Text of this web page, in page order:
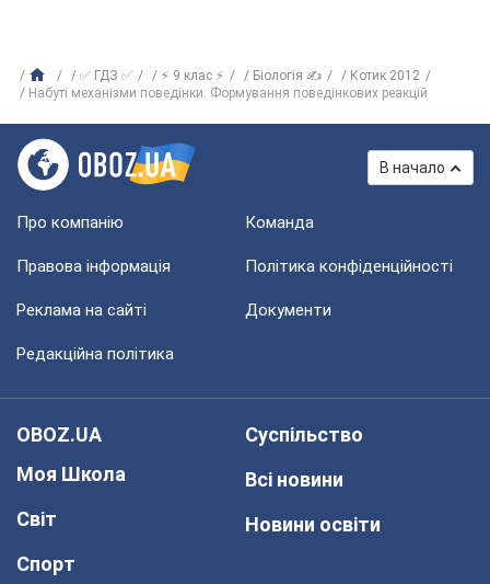
✅ ГДЗ ✅ ⚡ 9 клас ⚡ Біологія ✍
Котик 2012
Набуті механізми поведінки. Формування поведінкових реакцій
В начало
Про компанію Команда
Правова інформація Політика конфіденційності
Реклама на сайті Документи
Редакційна політика
OBOZ.UA
Моя Школа
Світ
Спорт
Суспільство
Всі новини
Новини освіти